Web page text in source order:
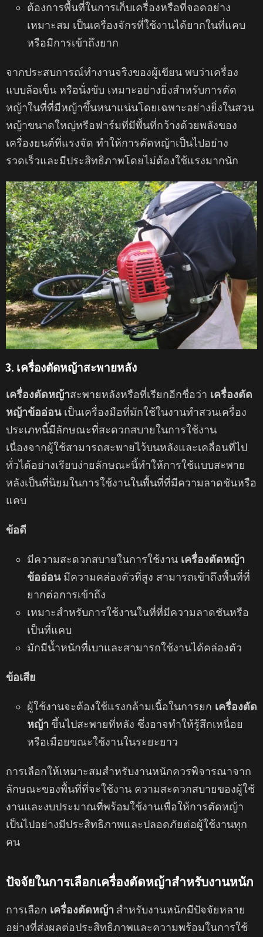
ต้องการพื้นที่ในการเก็บเครื่องหรือที่จอดอย่าง
เหมาะสม เป็นเครื่องจักรที่ใช้งานได้ยากในที่แคบ
หรือมีการเข้าถึงยาก
จากประสบการณ์ทำงานจริงของผู้เขียน พบว่าเครื่อง
แบบล้อเข็น หรือนั่งขับ เหมาะอย่างยิ่งสำหรับการตัด
หญ้าในที่ที่มีหญ้าขึ้นหนาแน่นโดยเฉพาะอย่างยิ่งในสวน
หญ้าขนาดใหญ่หรือฟาร์มที่มีพื้นที่กว้างด้วยพลังของ
เครื่องยนต์ที่แรงจัด ทำให้การตัดหญ้าเป็นไปอย่าง
รวดเร็วและมีประสิทธิภาพโดยไม่ต้องใช้แรงมากนัก
3. เครื่องตัดหญ้าสะพายหลัง
เครื่องตัดหญ้าสะพายหลังหรือที่เรียกอีกชื่อว่า เครื่องตัด
หญ้าข้ออ่อนเป็นเครื่องมือที่มักใช้ในงานทำสวนเครื่อง
ประเภทนี้มีลักษณะที่สะดวกสบายในการใช้งาน
เนื่องจากผู้ใช้สามารถสะพายไว้บนหลังและเคลื่อนที่ไป
ทั่วได้อย่างเรียบง่ายลักษณะนี้ทําให้การใช้แบบสะพาย
หลังเป็นที่นิยมในการใช้งานในพื้นที่ที่มีความลาดชันหรือ
แคบ
ข้อดี
มีความสะดวกสบายในการใช้งาน เครื่องตัดหญ้า
ข้ออ่อนมีความคล่องตัวที่สูง สามารถเข้าถึงพื้นที่ที่
ยากต่อการเข้าถึง
เหมาะสําหรับการใช้งานในที่ที่มีความลาดชันหรือ
เป็นที่แคบ
มักมีน้ำหนักที่เบาและสามารถใช้งานได้คล่องตัว
ข้อเสีย
ผู้ใช้งานจะต้องใช้แรงกล้ามเนื้อในการยก เครื่องตัด
หญ้า ขึ้นไปสะพายที่หลัง ซึ่งอาจทําให้รู้สึกเหนื่อย
หรือเมื่อยขณะใช้งานในระยะยาว
การเลือกให้เหมาะสมสําหรับงานหนักควรพิจารณาจาก
ลักษณะของพื้นที่ที่จะใช้งาน ความสะดวกสบายของผู้ใช้
งานและงบประมาณที่พร้อมใช้งานเพื่อให้การตัดหญ้า
เป็นไปอย่างมีประสิทธิภาพและปลอดภัยต่อผู้ใช้งานทุก
คน
ปัจจัยในการเลือกเครื่องตัดหญ้าสำหรับงานหนัก
การเลือก เครื่องตัดหญ้า สำหรับงานหนักมีปัจจัยหลาย
อย่างที่ส่งผลต่อประสิทธิภาพและความพร้อมในการใช้